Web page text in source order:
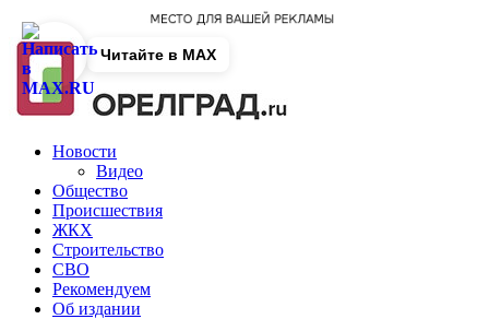
Новости
Видео
Общество
Происшествия
ЖКХ
Строительство
СВО
Рекомендуем
Об издании
Читайте в MAX